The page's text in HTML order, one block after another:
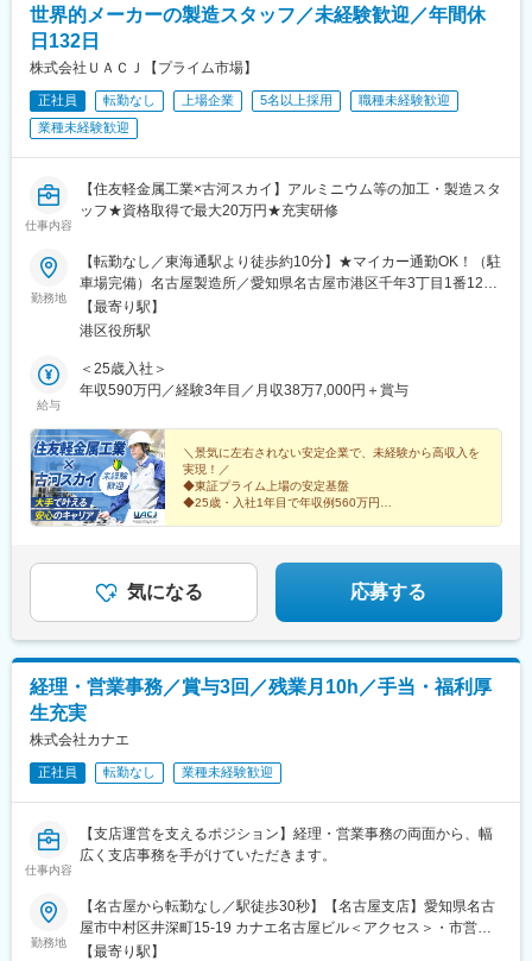
世界的メーカーの製造スタッフ／未経験歓迎／年間休
日132日
株式会社ＵＡＣＪ【プライム市場】
正社員 転勤なし 上場企業 5名以上採用
職種未経験歓迎
業種未経験歓迎
仕事内容
【住友軽金属工業×古河スカイ】アルミニウム等の加工・製造スタ
ッフ★資格取得で最大20万円★充実研修
勤務地
【転勤なし／東海通駅より徒歩約10分】★マイカー通勤OK！（駐
車場完備）名古屋製造所／愛知県名古屋市港区千年3丁目1番12号
＼UACJの中核製造拠点／名古屋製造所は、年間30万トン以上の
アルミ板材を量産する国内最大級の製造拠点。世界レベルのアル
れるスケールの仕事に携われます。さらに、場所は「東海通駅」
より徒歩約10分と好立地！通勤もしやすい環境です。※受動喫煙
【最寄り駅】
港区役所駅
給与
＜25歳入社＞
年収590万円／経験3年目／月収38万7,000円＋賞与
＼景気に左右されない安定企業で、未経験から高収入を
実現！／
◆東証プライム上場の安定基盤
◆25歳・入社1年目で年収例560万円
◆寮・社宅、食堂、ジム、大浴場完備
気になる 応募する
経理・営業事務／賞与3回／残業月10h／手当・福利厚
生充実
株式会社カナエ
正社員 転勤なし 業種未経験歓迎
仕事内容
【支店運営を支えるポジション】経理・営業事務の両面から、幅
広く支店事務を手がけていただきます。
勤務地
【名古屋から転勤なし／駅徒歩30秒】【名古屋支店】愛知県名古
屋市中村区井深町15-19 カナエ名古屋ビル＜アクセス＞・市営地
下鉄東山線「亀島駅」より徒歩30秒・各線「名古屋駅」より徒歩
【最寄り駅】